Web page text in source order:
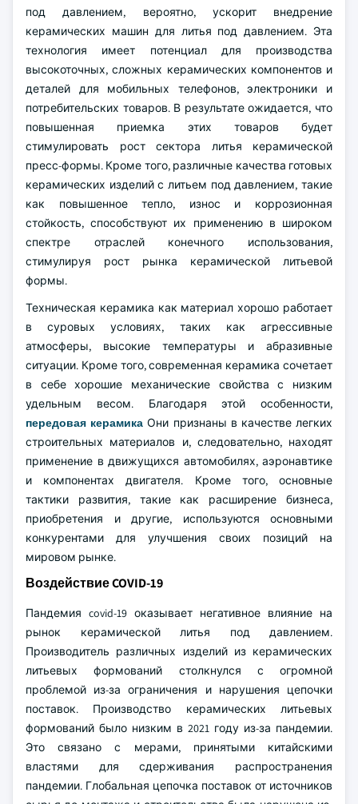
под давлением, вероятно, ускорит внедрение
керамических машин для литья под давлением. Эта
технология имеет потенциал для производства
высокоточных, сложных керамических компонентов и
деталей для мобильных телефонов, электроники и
потребительских товаров. В результате ожидается, что
повышенная приемка этих товаров будет
стимулировать рост сектора литья керамической
пресс-формы. Кроме того, различные качества готовых
керамических изделий с литьем под давлением, такие
как повышенное тепло, износ и коррозионная
стойкость, способствуют их применению в широком
спектре отраслей конечного использования,
стимулируя рост рынка керамической литьевой
формы.
Техническая керамика как материал хорошо работает
в суровых условиях, таких как агрессивные
атмосферы, высокие температуры и абразивные
ситуации. Кроме того, современная керамика сочетает
в себе хорошие механические свойства с низким
удельным весом. Благодаря этой особенности,
передовая керамика Они признаны в качестве легких
строительных материалов и, следовательно, находят
применение в движущихся автомобилях, аэронавтике
и компонентах двигателя. Кроме того, основные
тактики развития, такие как расширение бизнеса,
приобретения и другие, используются основными
конкурентами для улучшения своих позиций на
мировом рынке.
Воздействие COVID-19
Пандемия covid-19 оказывает негативное влияние на
рынок керамической литья под давлением.
Производитель различных изделий из керамических
литьевых формований столкнулся с огромной
проблемой из-за ограничения и нарушения цепочки
поставок. Производство керамических литьевых
формований было низким в 2021 году из-за пандемии.
Это связано с мерами, принятыми китайскими
властями для сдерживания распространения
пандемии. Глобальная цепочка поставок от источников